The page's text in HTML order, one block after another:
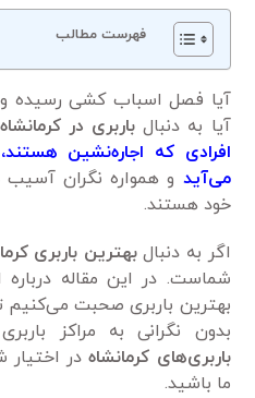
فهرست مطالب
آیا فصل اسباب کشی رسیده
آیا به دنبال باربری در کرمانشاه
افرادی که اجاره‌نشین
می‌آید و همواره نگران آسیب
خود هستند.
اگر به دنبالبهترین باربری
شماست. در این مقاله درباره
بهترین باربری صحبت می‌کنیم
بدون نگرانی به مراکز
باربری‌های کرمانشاهدر اختیار
ما باشید.